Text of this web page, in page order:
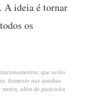
A ideia é tornar
os
que serão
Somente nas quadras
além de paraciclos